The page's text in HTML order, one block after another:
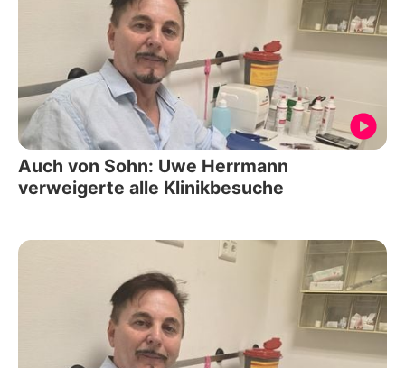
Auch von Sohn: Uwe Herrmann
verweigerte alle Klinikbesuche